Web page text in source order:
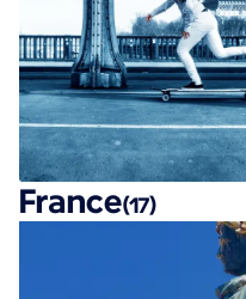
France(17)